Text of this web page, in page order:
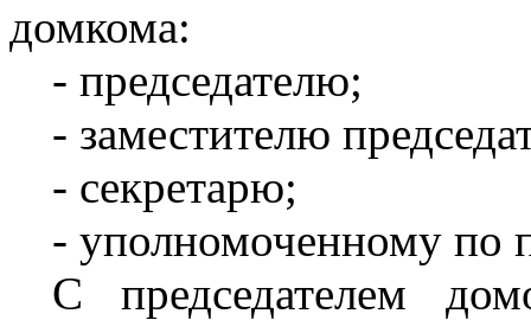
домкома:
- председателю;
- заместителю
- секретарю;
- уполномоченному по
С председателем